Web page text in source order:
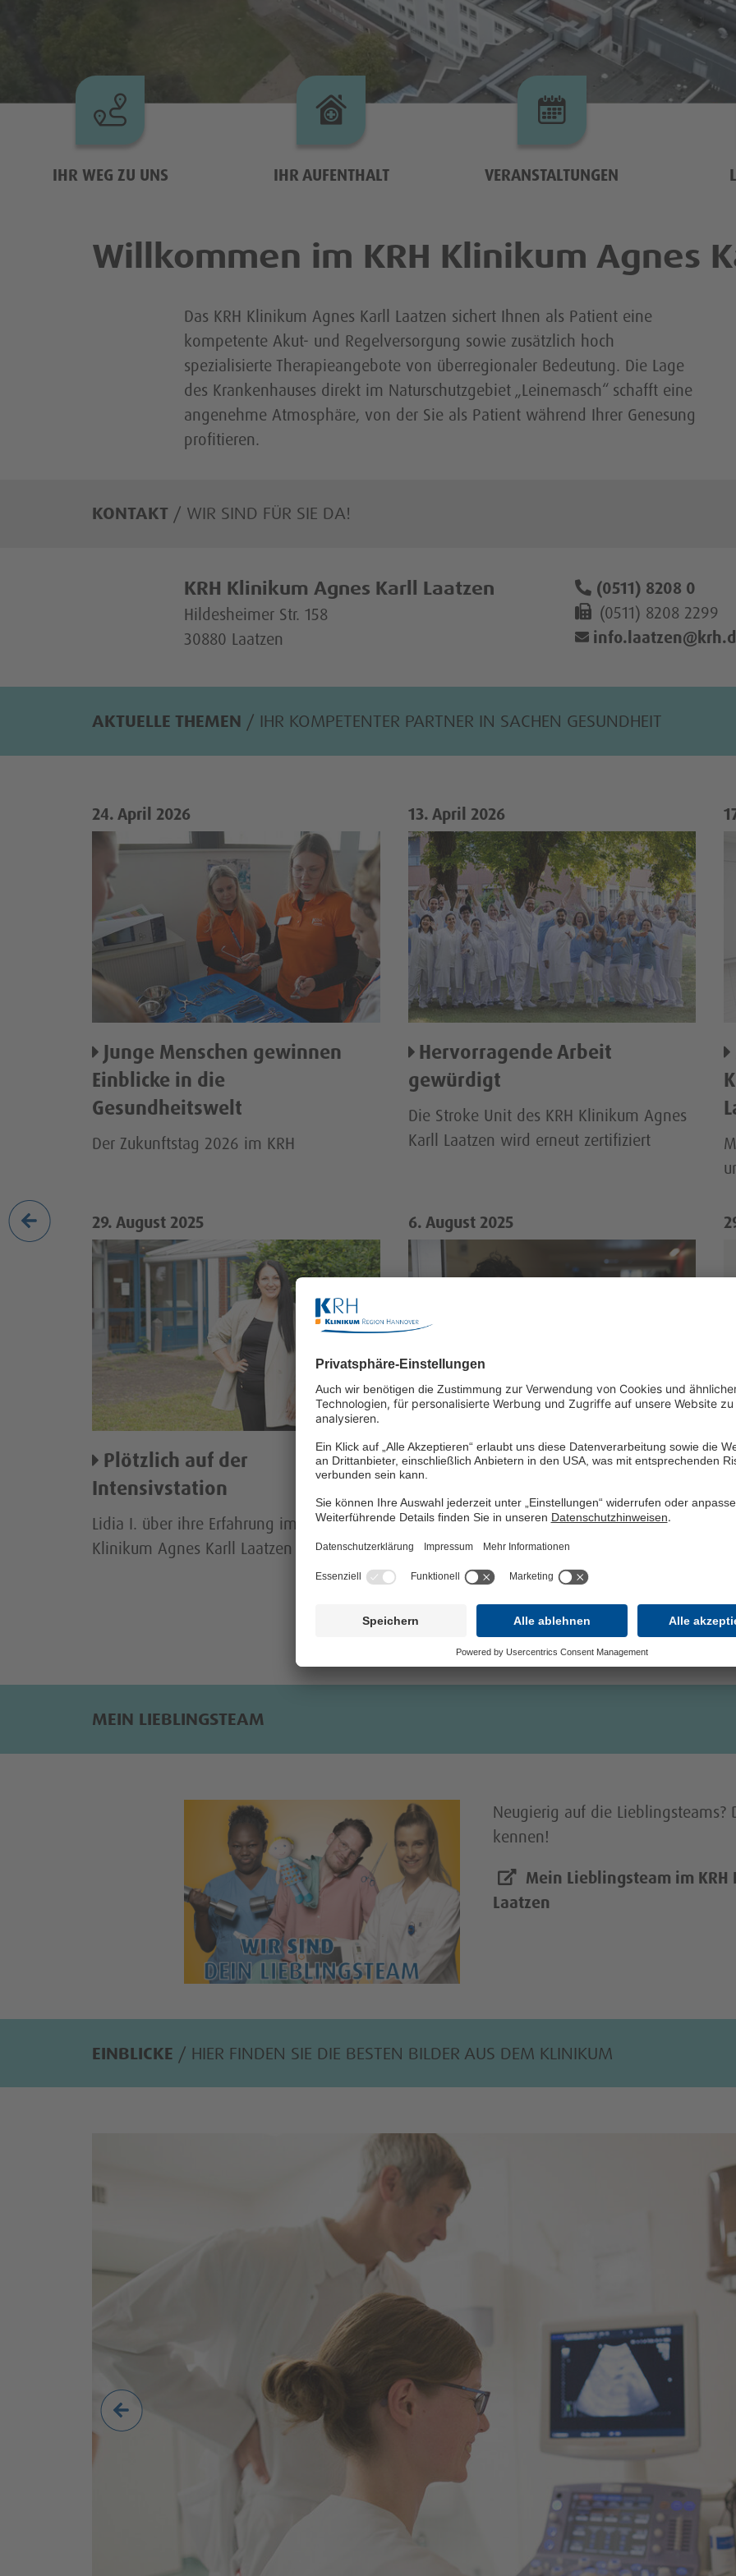
Darmkrebszentrum Endoprothetikzentrum
Ambulante Angebote
Physiotherapie Sportmedizinisches Zentrum Anmeldung zum MRT
IHR WEG ZU UNS IHR AUFENTHALT VERANSTALTUNGEN
Willkommen im KRH Klinikum Agnes
Das KRH Klinikum Agnes Karll Laatzen sichert Ihnen als Patient eine
kompetente Akut- und Regelversorgung sowie zusätzlich hoch
spezialisierte Therapieangebote von überregionaler Bedeutung. Die Lage
des Krankenhauses direkt im Naturschutzgebiet „Leinemasch“ schafft eine
angenehme Atmosphäre, von der Sie als Patient während Ihrer Genesung
profitieren.
KONTAKT / WIR SIND FÜR SIE DA!
KRH Klinikum Agnes Karll Laatzen
Hildesheimer Str. 158
30880 Laatzen
(0511) 8208 0
(0511) 8208 2299
info.laatzen
(@)
AKTUELLE THEMEN / IHR KOMPETENTER PARTNER IN SACHEN GESUNDHEIT
24. April 2026
Junge Menschen gewinnen
Einblicke in die
Gesundheitswelt
Der Zukunftstag 2026 im KRH
13. April 2026
Hervorragende Arbeit
gewürdigt
Die Stroke Unit des KRH Klinikum Agnes
Karll Laatzen wird erneut zertifiziert
29. August 2025
Plötzlich auf der
Intensivstation
Lidia I. über ihre Erfahrung im KRH
Klinikum Agnes Karll Laatzen
6. August 2025
In Bewegung für den Aufbau
Mitte
Im Porträt: Oberärztin Dr. Jessika Weldner
MEIN LIEBLINGSTEAM
Neugierig auf die Lieblingsteams?
kennen!
Mein Lieblingsteam im
Laatzen
EINBLICKE / HIER FINDEN SIE DIE BESTEN BILDER AUS DEM KLINIKUM